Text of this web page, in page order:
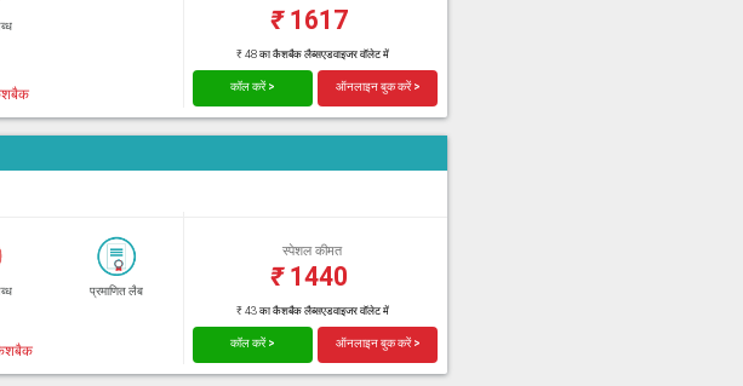
₹1617
₹ 48 का कैशबैक लैब्सएडवाइजर वॉलेट में
कॉल करें > ऑनलाइन बुक करें >
प्रमाणित लैब
स्पेशल कीमत
₹1440
₹ 43 का कैशबैक लैब्सएडवाइजर वॉलेट में
कॉल करें > ऑनलाइन बुक करें >